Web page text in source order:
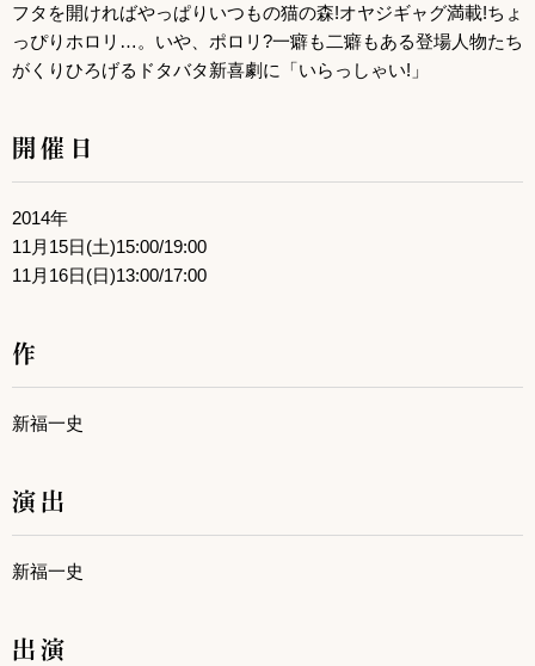
フタを開ければやっぱりいつもの猫の森!オヤジギャグ満載!ちょ
っぴりホロリ…。いや、ポロリ?一癖も二癖もある登場人物たち
がくりひろげるドタバタ新喜劇に「いらっしゃい!」
開催日
2014年
11月15日(土)15:00/19:00
11月16日(日)13:00/17:00
作
新福一史
演出
新福一史
出演